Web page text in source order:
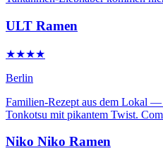
ULT Ramen
★★★★
Berlin
Familien-Rezept aus dem Lokal —
Tonkotsu mit pikantem Twist.
Niko Niko Ramen